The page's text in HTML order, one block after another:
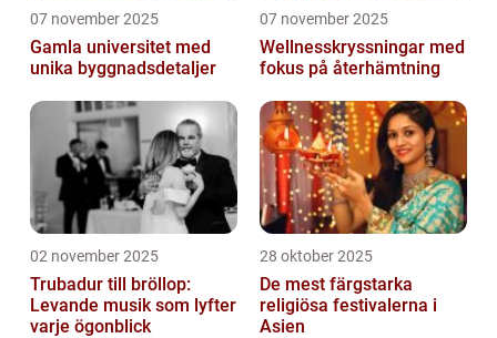
07 november 2025
Gamla universitet med
unika byggnadsdetaljer
07 november 2025
Wellnesskryssningar med
fokus på återhämtning
02 november 2025
Trubadur till bröllop:
Levande musik som lyfter
varje ögonblick
28 oktober 2025
De mest färgstarka
religiösa festivalerna i
Asien